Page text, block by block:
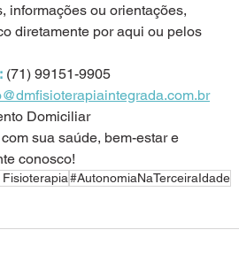
informações ou orientações,
diretamente por aqui ou pelos
(71) 99151-9905
Domiciliar
sua saúde, bem-estar e
conosco!
#AutonomiaNaTerceiraIdade